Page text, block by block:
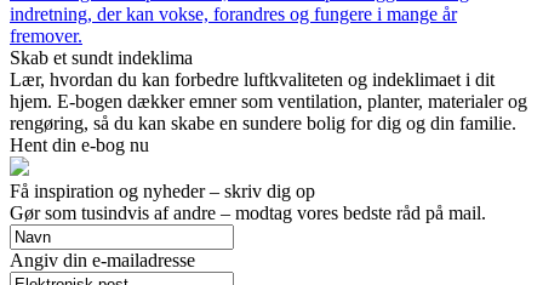
indretning, der kan vokse, forandres og fungere i mange år
fremover.
Skab et sundt indeklima
Lær, hvordan du kan forbedre luftkvaliteten og indeklimaet i dit
hjem. E-bogen dækker emner som ventilation, planter, materialer og
rengøring, så du kan skabe en sundere bolig for dig og din familie.
Hent din e-bog nu
Få inspiration og nyheder – skriv dig op
Gør som tusindvis af andre – modtag vores bedste råd på mail.
Angiv din e-mailadresse